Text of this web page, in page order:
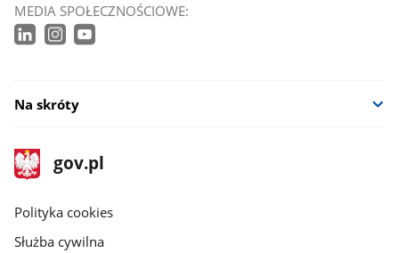
MEDIA SPOŁECZNOŚCIOWE:
Na skróty
stopka
gov.pl
Strona
gov.pl
gov.pl
Polityka cookies
Służba cywilna